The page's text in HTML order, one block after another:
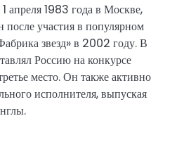
апреля 1983 года в Москве,
после участия в популярном
звезд» в 2002 году. В
Россию на конкурсе
место. Он также активно
исполнителя, выпуская